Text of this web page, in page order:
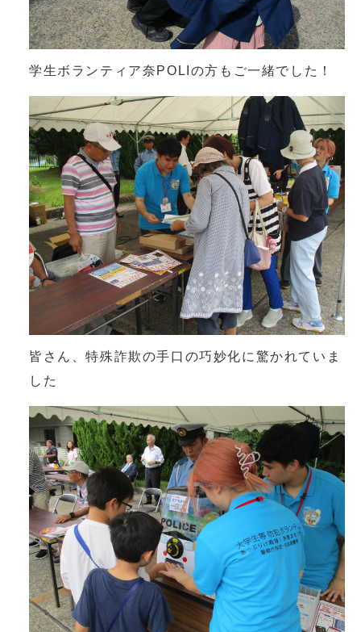
学生ボランティア奈POLIの方もご一緒でした！
皆さん、特殊詐欺の手口の巧妙化に驚かれていま
した